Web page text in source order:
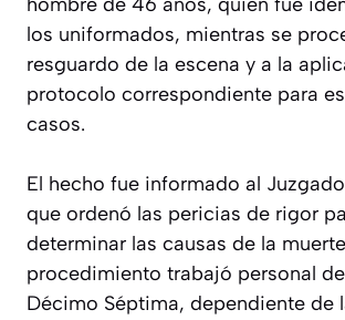
los uniformados, mientras se
resguardo de la escena y a la
protocolo correspondiente para
casos.
El hecho fue informado al
que ordenó las pericias de rigor
determinar las causas de la
procedimiento trabajó personal
Décimo Séptima, dependiente de